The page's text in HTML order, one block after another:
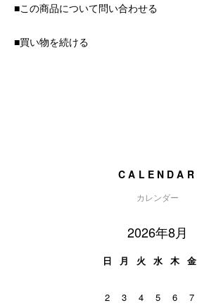
■この商品について問い合わせる
■買い物を続ける
CALENDAR
カレンダー
2026年8月
日 月 火 水 木 金
2
3 4 5 6 7